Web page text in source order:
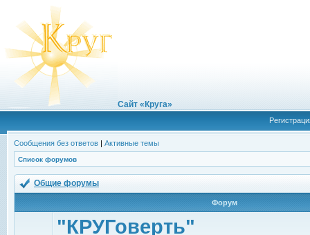
Сайт «Круга»
Сообщения без ответов | Активные темы
Список форумов
Общие форумы
Форум
"КРУГоверть"